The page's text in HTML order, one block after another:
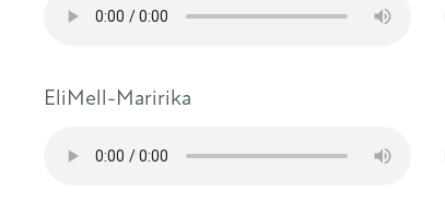
EliMell-Maririka